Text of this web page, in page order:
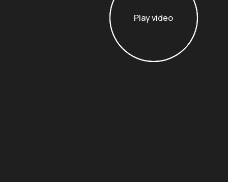
Play video